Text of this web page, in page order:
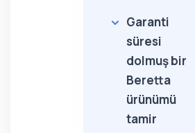
Garanti
süresi
dolmuş bir
Beretta
ürünümü
tamir